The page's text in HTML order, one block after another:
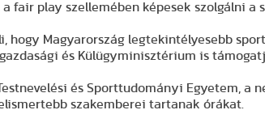
fair play szellemében képesek szolgálni a
hogy Magyarország legtekintélyesebb
és Külügyminisztérium is
és Sporttudományi Egyetem, a
szakemberei tartanak órákat.